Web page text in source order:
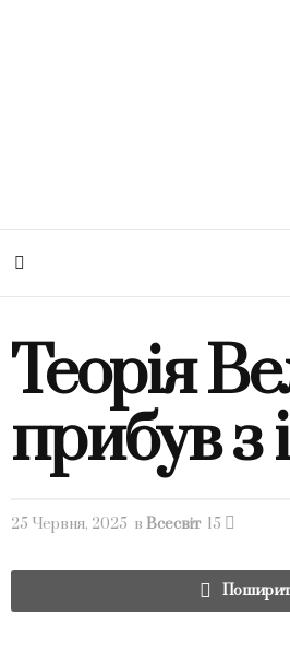
Теорія
прибув з
25 Червня, 2025 в Всесвіт 15